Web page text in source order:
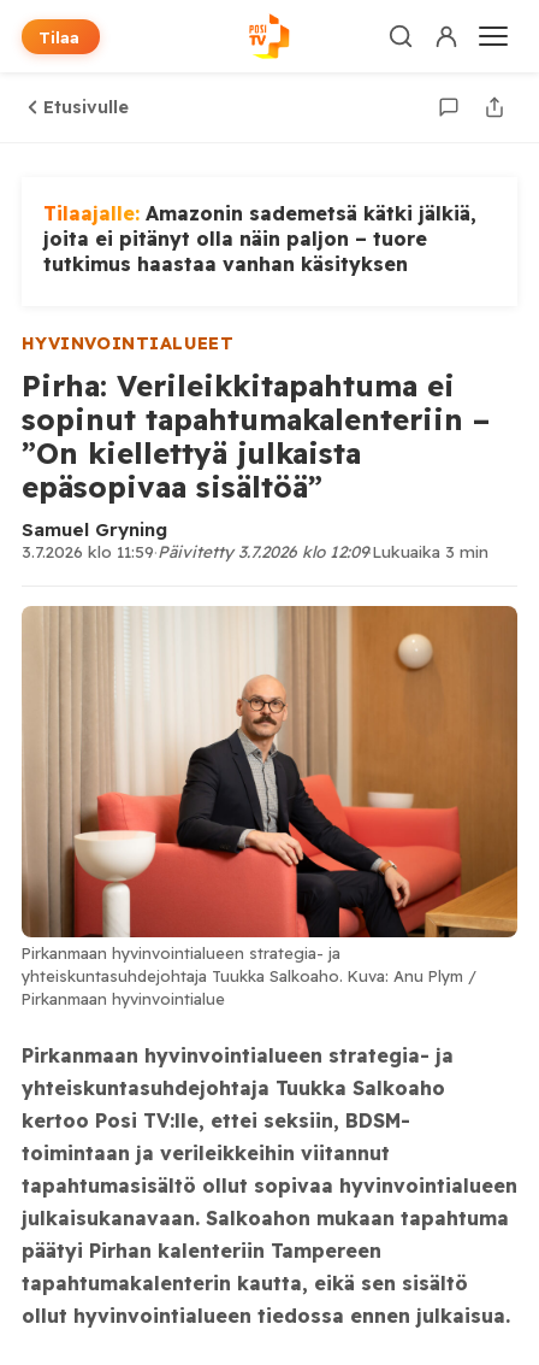
Tilaa
Etusivulle
Tilaajalle: Amazonin sademetsä kätki jälkiä,
joita ei pitänyt olla näin paljon – tuore
tutkimus haastaa vanhan käsityksen
HYVINVOINTIALUEET
Pirha: Verileikkitapahtuma ei
sopinut tapahtumakalenteriin –
”On kiellettyä julkaista
epäsopivaa sisältöä”
Samuel Gryning
3.7.2026 klo 11:59·Päivitetty 3.7.2026 klo 12:09·Lukuaika 3 min
Pirkanmaan hyvinvointialueen strategia- ja
yhteiskuntasuhdejohtaja Tuukka Salkoaho. Kuva: Anu Plym /
Pirkanmaan hyvinvointialue
Pirkanmaan hyvinvointialueen strategia- ja
yhteiskuntasuhdejohtaja Tuukka Salkoaho
kertoo Posi TV:lle, ettei seksiin, BDSM-
toimintaan ja verileikkeihin viitannut
tapahtumasisältö ollut sopivaa hyvinvointialueen
julkaisukanavaan. Salkoahon mukaan tapahtuma
päätyi Pirhan kalenteriin Tampereen
tapahtumakalenterin kautta, eikä sen sisältö
ollut hyvinvointialueen tiedossa ennen julkaisua.